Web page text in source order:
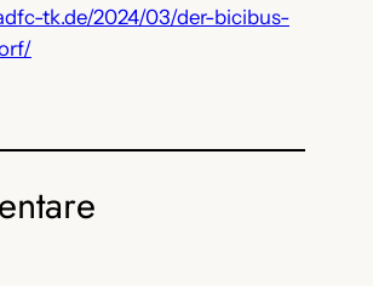
tk.de/2024/03/der-bicibus-